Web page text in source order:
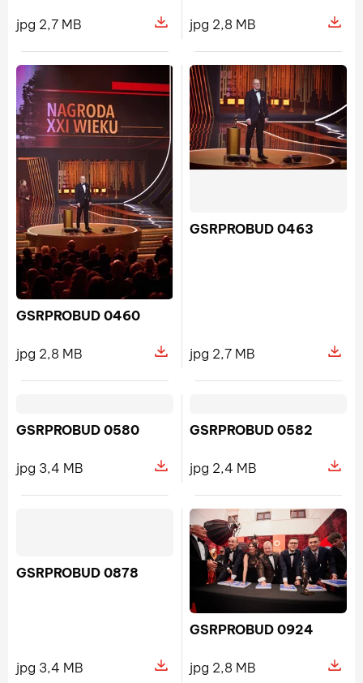
jpg 2,7 MB
Pokaż szczegóły pliku
jpg 2,8 MB
GSRPROBUD 0460
jpg 2,8 MB
Pokaż szczegóły pliku
GSRPROBUD 0463
jpg 2,7 MB